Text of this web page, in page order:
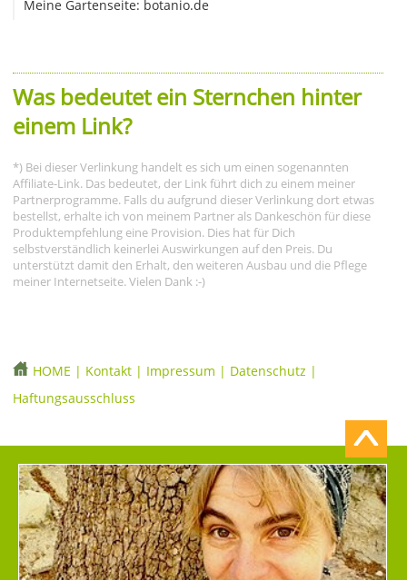
Meine Gartenseite: botanio.de
Was bedeutet ein Sternchen hinter
einem Link?
*) Bei dieser Verlinkung handelt es sich um einen sogenannten
Affiliate-Link. Das bedeutet, der Link führt dich zu einem meiner
Partnerprogramme. Falls du aufgrund dieser Verlinkung dort etwas
bestellst, erhalte ich von meinem Partner als Dankeschön für diese
Produktempfehlung eine Provision. Dies hat für Dich
selbstverständlich keinerlei Auswirkungen auf den Preis. Du
unterstützt damit den Erhalt, den weiteren Ausbau und die Pflege
meiner Internetseite. Vielen Dank :-)
HOME | Kontakt | Impressum | Datenschutz |
Haftungsausschluss